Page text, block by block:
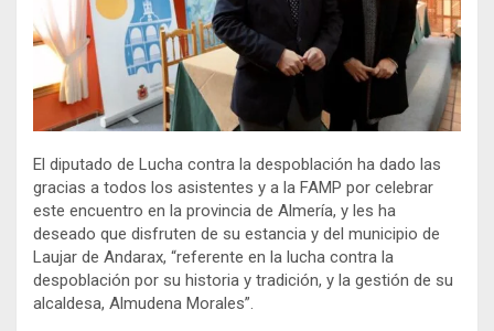
El diputado de Lucha contra la despoblación ha dado las
gracias a todos los asistentes y a la FAMP por celebrar
este encuentro en la provincia de Almería, y les ha
deseado que disfruten de su estancia y del municipio de
Laujar de Andarax, “referente en la lucha contra la
despoblación por su historia y tradición, y la gestión de su
alcaldesa, Almudena Morales”.